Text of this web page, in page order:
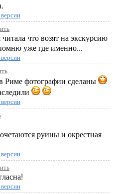
читала что возят на экскурсию
уже где именно...
Риме фотографии сделаны
руины и окрестная